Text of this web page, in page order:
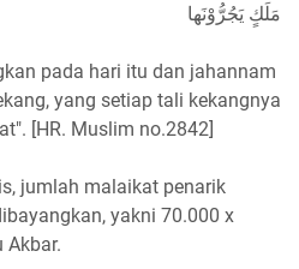
مَلَكٍ يَجُرُّوْنَها
pada hari itu dan jahannam
yang setiap tali kekangnya
[HR. Muslim no.2842]
jumlah malaikat penarik
yakni 70.000 x
Akbar.